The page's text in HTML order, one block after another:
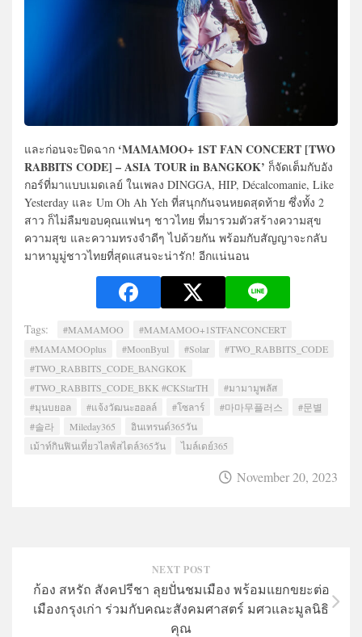
และก่อนจะปิดฉาก ‘MAMAMOO+ 1ST FAN CONCERT [TWO
RABBITS CODE] – ASIA TOUR in BANGKOK’ ก็จัดเต็มกับอัง
กอร์ที่มาแบบเมดเลย์ ในเพลง DINGGA, HIP, Décalcomanie, Like
Yesterday และ Um Oh Ah Yeh ที่สนุกกันจนหยดสุดท้าย ซึ่งทั้ง 2
สาว ก็ไม่ลืมขอบคุณแฟนๆ ชาวไทย ที่มารวมตัวสร้างความสุข
ความสุข และความทรงจำดีๆ ไปด้วยกัน พร้อมกับสัญญาจะกลับ
มาหามูมู่ชาวไทยที่สุดแสนจะน่ารัก! อีกแน่นอน
Tags: #MAMAMOO
#MAMAMOO+1STFANCONCERT
#MAMAMOOplus
#MoonByul #Solar
#TWO_RABBITS_CODE
#TWO_RABBITS_CODE_BANGKOK
#TWO_RABBITS_CODE_BKK #CKStarTH
#มามามูพลัส
#มุนบยอล
#แจ้งวัฒนะฮอลล์ #โซลาร์ #마마무플러스
#문별
#솔라
Mileday365
อินเทรนด์365วัน
เม้าท์กินฟินเที่ยวไลฟ์สไตล์365วัน
ไมล์เดย์365
November 20, 2023
NEXT POST
ก้อง สหรัถ สังคปรีชา ลุยปั่นชมเมือง พร้อมแยกขยะต่อ
เมืองกรุงเก่า ร่วมกับคณะสังคมศาสตร์ มศวและมูลนิธิ
คุณ